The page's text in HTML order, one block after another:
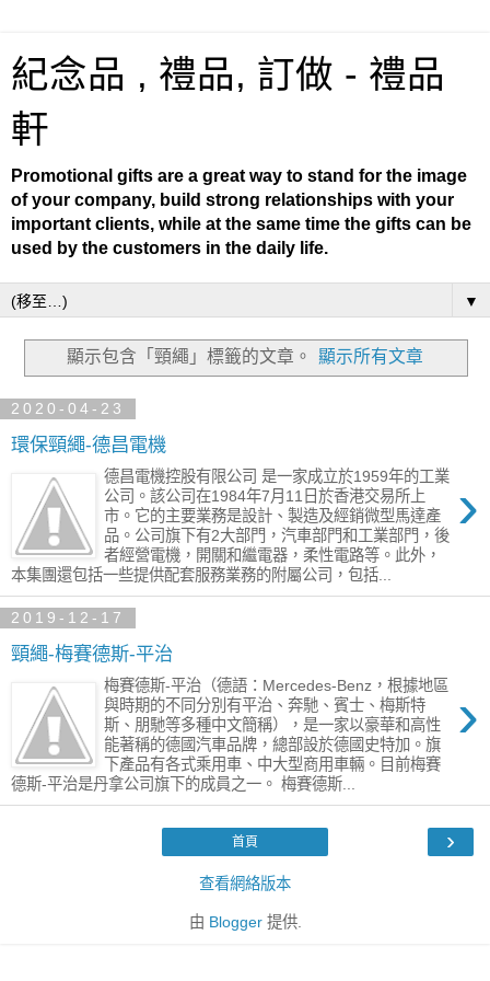
紀念品 , 禮品, 訂做 - 禮品
軒
Promotional gifts are a great way to stand for the image
of your company, build strong relationships with your
important clients, while at the same time the gifts can be
used by the customers in the daily life.
▼
顯示包含「頸繩」 標籤的文章。 顯示所有文章
2020-04-23
環保頸繩-德昌電機
›
德昌電機控股有限公司 是一家成立於1959年的工業
公司。該公司在1984年7月11日於香港交易所上
市。它的主要業務是設計、製造及經銷微型馬達產
品。公司旗下有2大部門，汽車部門和工業部門，後
者經營電機，開關和繼電器，柔性電路等。此外，
本集團還包括一些提供配套服務業務的附屬公司，包括...
2019-12-17
頸繩-梅賽德斯-平治
›
梅賽德斯-平治（德語：Mercedes-Benz，根據地區
與時期的不同分別有平治、奔馳、賓士、梅斯特
斯、朋馳等多種中文簡稱），是一家以豪華和高性
能著稱的德國汽車品牌，總部設於德國史特加。旗
下產品有各式乘用車、中大型商用車輛。目前梅賽
德斯-平治是丹拿公司旗下的成員之一。 梅賽德斯...
›
首頁
查看網絡版本
由 Blogger提供.